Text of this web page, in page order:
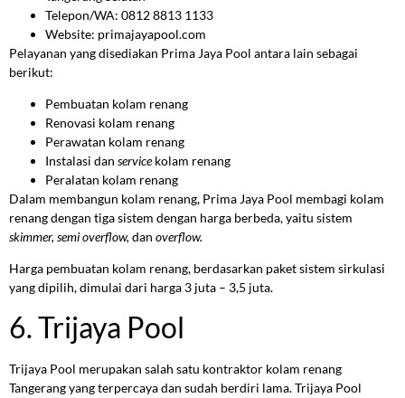
Telepon/WA: 0812 8813 1133
Website: primajayapool.com
Pelayanan yang disediakan Prima Jaya Pool antara lain sebagai
berikut:
Pembuatan kolam renang
Renovasi kolam renang
Perawatan kolam renang
Instalasi dan servicekolam renang
Peralatan kolam renang
Dalam membangun kolam renang, Prima Jaya Pool membagi kolam
renang dengan tiga sistem dengan harga berbeda, yaitu sistem
skimmer, semi overflow, dan overflow.
Harga pembuatan kolam renang, berdasarkan paket sistem sirkulasi
yang dipilih, dimulai dari harga 3 juta – 3,5 juta.
6. Trijaya Pool
Trijaya Pool merupakan salah satu kontraktor kolam renang
Tangerang yang terpercaya dan sudah berdiri lama. Trijaya Pool